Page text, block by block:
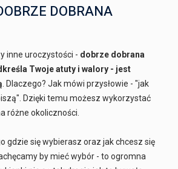
DOBRANA
inne uroczystości - dobrze dobrana
Twoje atuty i walory - jest
. Dlaczego? Jak mówi przysłowie - "jak
Dzięki temu możesz wykorzystać
różne okoliczności.
gdzie się wybierasz oraz jak chcesz się
by mieć wybór - to ogromna